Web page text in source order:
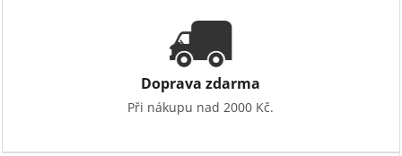
Doprava zdarma
Při nákupu nad 2000 Kč.